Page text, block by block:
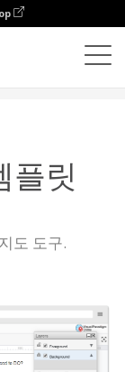
플릿
도 도구.